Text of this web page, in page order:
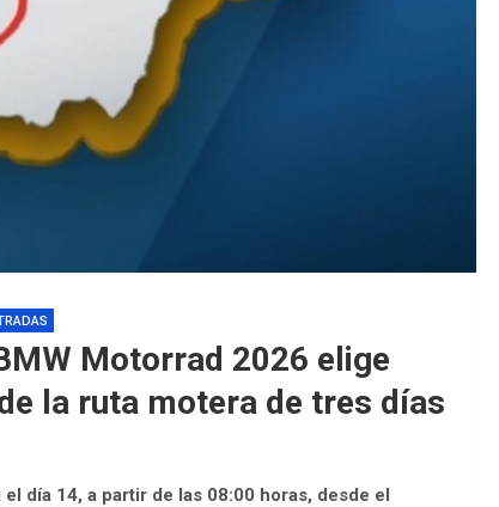
Motorrad 2026 elige
la ruta motera de tres días
día 14, a partir de las 08:00 horas, desde el
EDM 26-27
EDM 26-27